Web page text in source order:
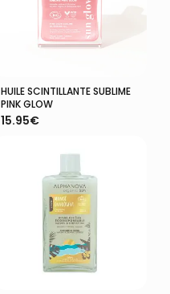
Ajouter Au Panier
HUILE SCINTILLANTE SUBLIME
PINK GLOW
15.95€